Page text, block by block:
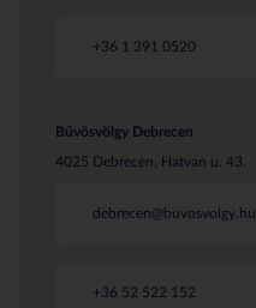
+36 1 391 0520
Bűvösvölgy Debrecen
4025 Debrecen, Hatvan u. 43.
debrecen@buvosvolgy.hu
+36 52 522 152